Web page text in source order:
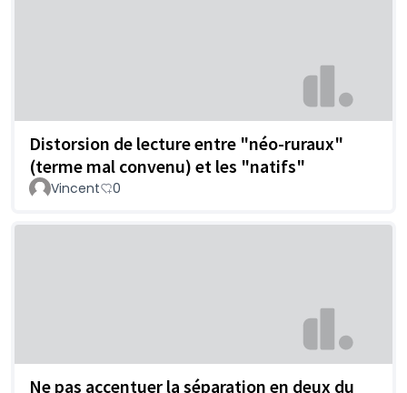
Distorsion de lecture entre "néo-ruraux"
(terme mal convenu) et les "natifs"
Vincent 0
Ne pas accentuer la séparation en deux du